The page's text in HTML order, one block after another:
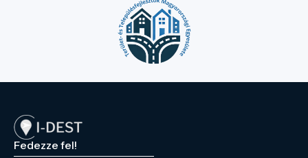
Fedezze fel!